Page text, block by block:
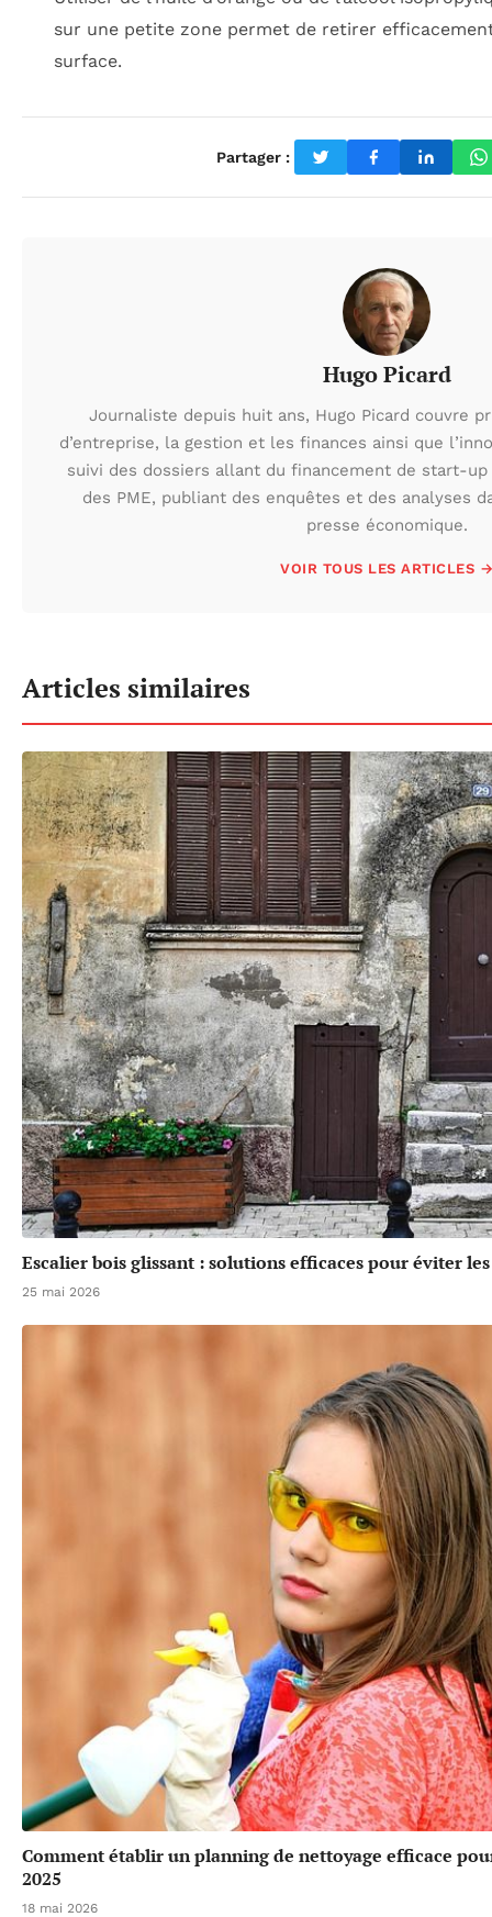
sur une petite zone permet de retirer
surface.
Partager :
Hugo Picard
Journaliste depuis huit ans, Hugo Picard couvre
d’entreprise, la gestion et les finances ainsi que
suivi des dossiers allant du financement de start-
des PME, publiant des enquêtes et des analyses
presse économique.
VOIR TOUS LES ARTICLES →
Articles similaires
Escalier bois glissant : solutions efficaces pour éviter
25 mai 2026
Comment établir un planning de nettoyage efficace
2025
18 mai 2026